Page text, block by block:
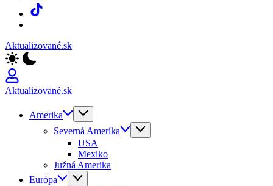
TikTok
Aktualizované.sk
Aktualizované.sk
Amerika
Severná Amerika
USA
Mexiko
Južná Amerika
Európa